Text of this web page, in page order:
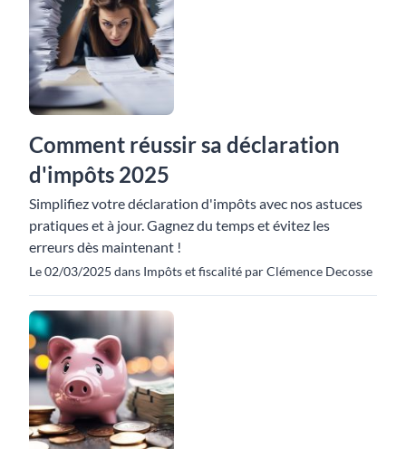
Comment réussir sa déclaration
d'impôts 2025
Simplifiez votre déclaration d'impôts avec nos astuces
pratiques et à jour. Gagnez du temps et évitez les
erreurs dès maintenant !
Le 02/03/2025 dans Impôts et fiscalité par Clémence Decosse